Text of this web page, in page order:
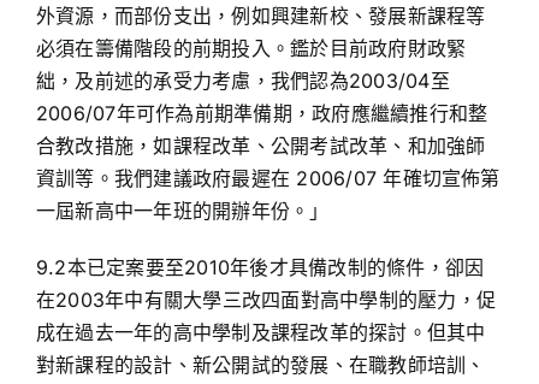
外資源，而部份支出，例如興建新校、發展新課程等
必須在籌備階段的前期投入。鑑於目前政府財政緊
絀，及前述的承受力考慮，我們認為2003/04至
2006/07年可作為前期準備期，政府應繼續推行和整
合教改措施，如課程改革、公開考試改革、和加強師
資訓等。我們建議政府最遲在 2006/07 年確切宣佈第
一屆新高中一年班的開辦年份。」
9.2本已定案要至2010年後才具備改制的條件，卻因
在2003年中有關大學三改四面對高中學制的壓力，促
成在過去一年的高中學制及課程改革的探討。但其中
對新課程的設計、新公開試的發展、在職教師培訓、